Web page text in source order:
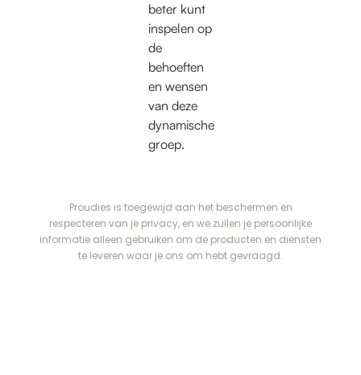
beter kunt
inspelen op
de
behoeften
en wensen
van deze
dynamische
groep.
Proudies is toegewijd aan het beschermen en
respecteren van je privacy, en we zullen je persoonlijke
informatie alleen gebruiken om de producten en diensten
te leveren waar je ons om hebt gevraagd.